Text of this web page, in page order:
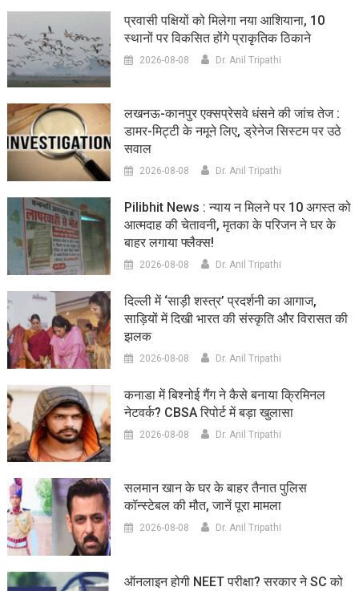
प्रवासी पक्षियों को मिलेगा नया आशियाना, 10
स्थानों पर विकसित होंगे प्राकृतिक ठिकाने
2026-08-08 Dr. Anil Tripathi
लखनऊ-कानपुर एक्सप्रेसवे धंसने की जांच तेज :
डामर-मिट्टी के नमूने लिए, ड्रेनेज सिस्टम पर उठे
सवाल
2026-08-08 Dr. Anil Tripathi
Pilibhit News : न्याय न मिलने पर 10 अगस्त को
आत्मदाह की चेतावनी, मृतका के परिजन ने घर के
बाहर लगाया फ्लैक्स!
2026-08-08 Dr. Anil Tripathi
दिल्ली में ‘साड़ी शस्त्र’ प्रदर्शनी का आगाज,
साड़ियों में दिखी भारत की संस्कृति और विरासत की
झलक
2026-08-08 Dr. Anil Tripathi
कनाडा में बिश्नोई गैंग ने कैसे बनाया क्रिमिनल
नेटवर्क? CBSA रिपोर्ट में बड़ा खुलासा
2026-08-08 Dr. Anil Tripathi
सलमान खान के घर के बाहर तैनात पुलिस
कॉन्स्टेबल की मौत, जानें पूरा मामला
2026-08-08 Dr. Anil Tripathi
ऑनलाइन होगी NEET परीक्षा? सरकार ने SC को